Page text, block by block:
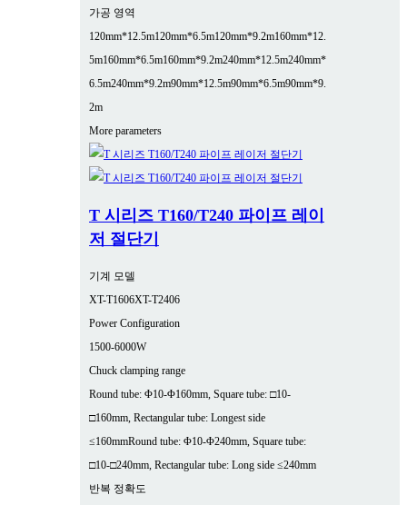
가공 영역
120mm*12.5m120mm*6.5m120mm*9.2m160mm*12.
5m160mm*6.5m160mm*9.2m240mm*12.5m240mm*
6.5m240mm*9.2m90mm*12.5m90mm*6.5m90mm*9.
2m
More parameters
T 시리즈 T160/T240 파이프 레이
저 절단기
기계 모델
XT-T1606XT-T2406
Power Configuration
1500-6000W
Chuck clamping range
Round tube: Φ10-Φ160mm, Square tube: □10-
□160mm, Rectangular tube: Longest side
≤160mmRound tube: Φ10-Φ240mm, Square tube:
□10-□240mm, Rectangular tube: Long side ≤240mm
반복 정확도